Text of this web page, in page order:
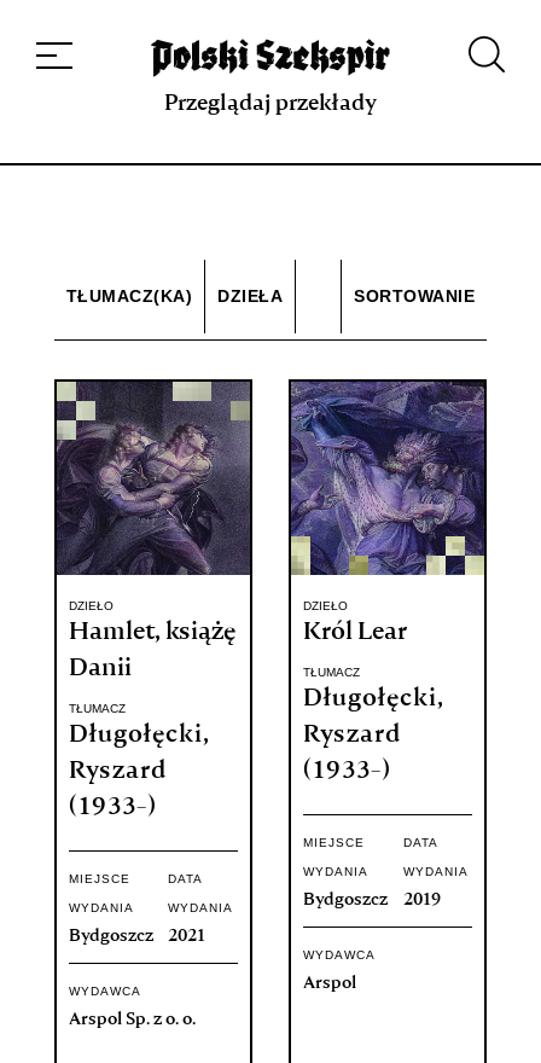
projekcie
Kontakt Indeks strony Aplikacja
Repozytorium XIX w.
Przeglądaj przekłady
TŁUMACZ(KA) DZIEŁA SORTOWANIE
DZIEŁO
Hamlet, książę
Danii
TŁUMACZ
Długołęcki,
Ryszard
(1933-)
MIEJSCE
WYDANIA
Bydgoszcz
DATA
WYDANIA
2021
WYDAWCA
Arspol Sp. z o. o.
DZIEŁO
Król Lear
TŁUMACZ
Długołęcki,
Ryszard
(1933-)
MIEJSCE
WYDANIA
Bydgoszcz
DATA
WYDANIA
2019
WYDAWCA
Arspol